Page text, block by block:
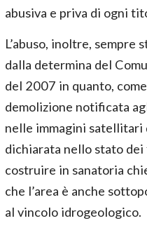
abusiva e priva di ogni
L’abuso, inoltre, sempre
dalla determina del
del 2007 in quanto,
demolizione notificata
nelle immagini satellitari
dichiarata nello stato
costruire in sanatoria
che l’area è anche
al vincolo idrogeologico.